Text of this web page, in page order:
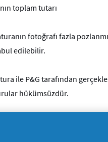
toplam tutarı
fotoğrafı fazla
edilebilir.
ile P&G tarafından
hükümsüzdür.